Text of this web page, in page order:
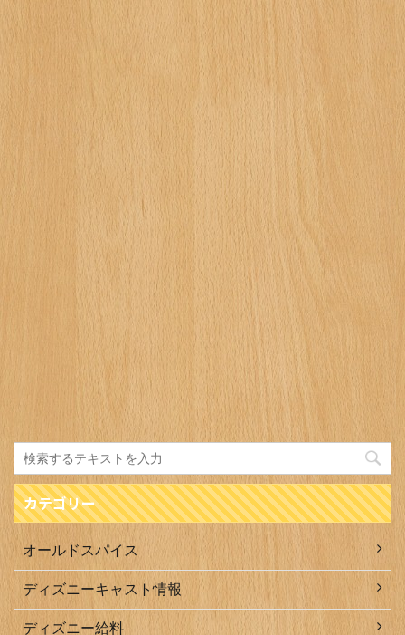
カテゴリー
オールドスパイス
ディズニーキャスト情報
ディズニー給料